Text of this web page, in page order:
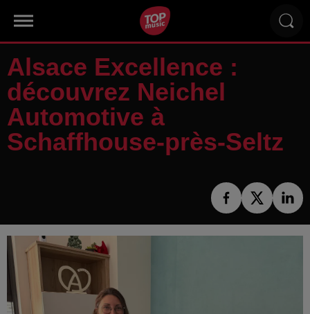
Alsace Excellence :
découvrez Neichel
Automotive à
Schaffhouse-près-Seltz